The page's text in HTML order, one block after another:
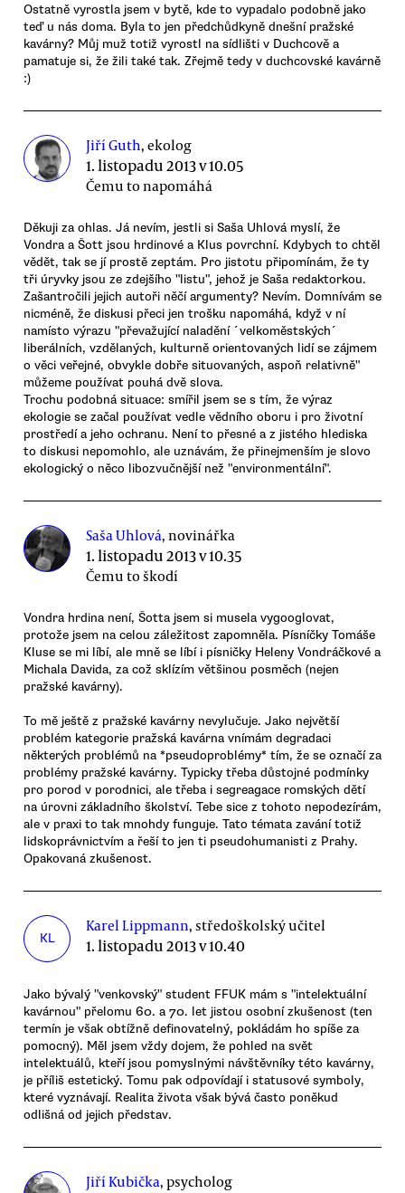
Ostatně vyrostla jsem v bytě, kde to vypadalo podobně jako
teď u nás doma. Byla to jen předchůdkyně dnešní pražské
kavárny? Můj muž totiž vyrostl na sídlišti v Duchcově a
pamatuje si, že žili také tak. Zřejmě tedy v duchcovské kavárně
:)
Jiří Guth, ekolog
1. listopadu 2013 v 10.05
Čemu to napomáhá
Děkuji za ohlas. Já nevím, jestli si Saša Uhlová myslí, že
Vondra a Šott jsou hrdinové a Klus povrchní. Kdybych to chtěl
vědět, tak se jí prostě zeptám. Pro jistotu připomínám, že ty
tři úryvky jsou ze zdejšího "listu", jehož je Saša redaktorkou.
Zašantročili jejich autoři něčí argumenty? Nevím. Domnívám se
nicméně, že diskusi přeci jen trošku napomáhá, když v ní
namísto výrazu "převažující naladění ´velkoměstských´
liberálních, vzdělaných, kulturně orientovaných lidí se zájmem
o věci veřejné, obvykle dobře situovaných, aspoň relativně"
můžeme používat pouhá dvě slova.
Trochu podobná situace: smířil jsem se s tím, že výraz
ekologie se začal používat vedle vědního oboru i pro životní
prostředí a jeho ochranu. Není to přesné a z jistého hlediska
to diskusi nepomohlo, ale uznávám, že přinejmenším je slovo
ekologický o něco libozvučnější než "environmentální".
Saša Uhlová, novinářka
1. listopadu 2013 v 10.35
Čemu to škodí
Vondra hrdina není, Šotta jsem si musela vygooglovat,
protože jsem na celou záležitost zapomněla. Písníčky Tomáše
Kluse se mi líbí, ale mně se líbí i písničky Heleny Vondráčkové a
Michala Davida, za což sklízím většinou posměch (nejen
pražské kavárny).
To mě ještě z pražské kavárny nevylučuje. Jako největší
problém kategorie pražská kavárna vnímám degradaci
některých problémů na *pseudoproblémy* tím, že se označí za
problémy pražské kavárny. Typicky třeba důstojné podmínky
pro porod v porodnici, ale třeba i segreagace romských dětí
na úrovni základního školství. Tebe sice z tohoto nepodezírám,
ale v praxi to tak mnohdy funguje. Tato témata zavání totiž
lidskoprávnictvím a řeší to jen ti pseudohumanisti z Prahy.
Opakovaná zkušenost.
KL
Karel Lippmann, středoškolský učitel
1. listopadu 2013 v 10.40
Jako bývalý "venkovský" student FFUK mám s "intelektuální
kavárnou" přelomu 60. a 70. let jistou osobní zkušenost (ten
termín je však obtížně definovatelný, pokládám ho spíše za
pomocný). Měl jsem vždy dojem, že pohled na svět
intelektuálů, kteří jsou pomyslnými návštěvníky této kavárny,
je příliš estetický. Tomu pak odpovídají i statusové symboly,
které vyznávají. Realita života však bývá často poněkud
odlišná od jejich představ.
Jiří Kubička, psycholog